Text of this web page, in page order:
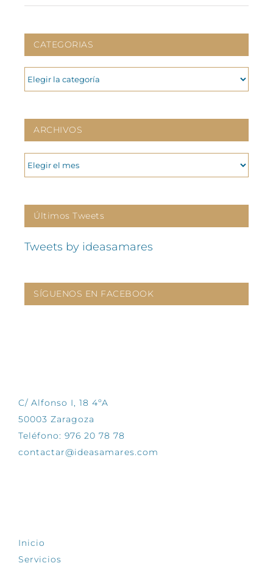
CATEGORIAS
CATEGORIAS
ARCHIVOS
ARCHIVOS
Últimos Tweets
Tweets by ideasamares
SÍGUENOS EN FACEBOOK
C/ Alfonso I, 18 4ºA
50003 Zaragoza
Teléfono: 976 20 78 78
contactar@ideasamares.com
Inicio
Servicios